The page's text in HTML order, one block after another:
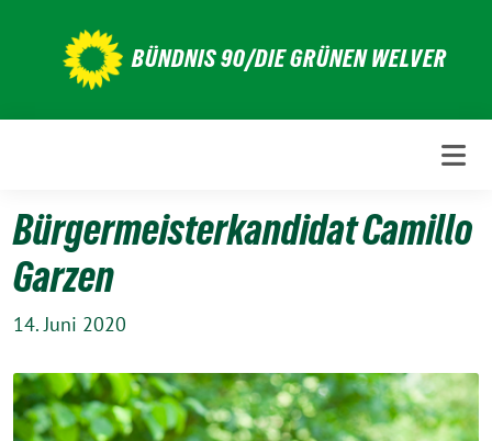
BÜNDNIS 90/DIE GRÜNEN WELVER
Bürgermeisterkandidat Camillo
Garzen
14. Juni 2020